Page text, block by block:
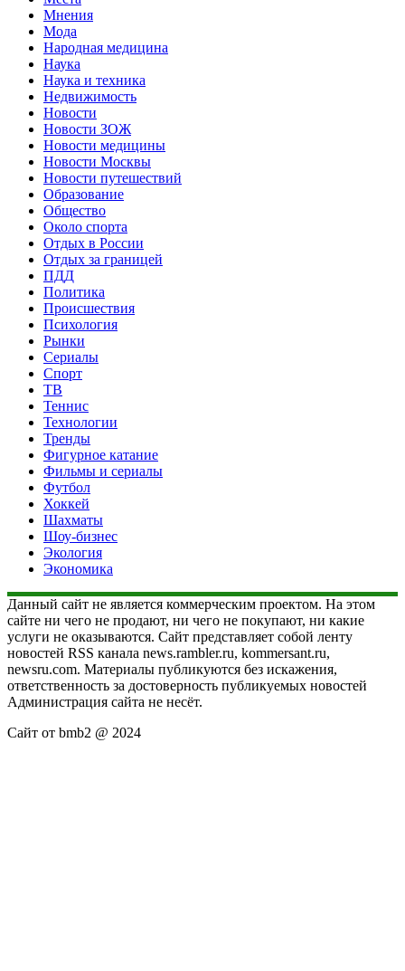
Мнения
Мода
Народная медицина
Наука
Наука и техника
Недвижимость
Новости
Новости ЗОЖ
Новости медицины
Новости Москвы
Новости путешествий
Образование
Общество
Около спорта
Отдых в России
Отдых за границей
ПДД
Политика
Происшествия
Психология
Рынки
Сериалы
Спорт
ТВ
Теннис
Технологии
Тренды
Фигурное катание
Фильмы и сериалы
Футбол
Хоккей
Шахматы
Шоу-бизнес
Экология
Экономика
Данный сайт не является коммерческим проектом. На этом
сайте ни чего не продают, ни чего не покупают, ни какие
услуги не оказываются. Сайт представляет собой ленту
новостей RSS канала news.rambler.ru, kommersant.ru,
newsru.com. Материалы публикуются без искажения,
ответственность за достоверность публикуемых новостей
Администрация сайта не несёт.
Сайт от bmb2 @ 2024